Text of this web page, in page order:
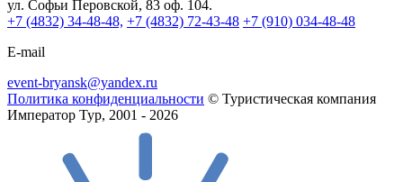
ул. Софьи Перовской, 83 оф. 104.
+7 (4832) 34-48-48, +7 (4832) 72-43-48 +7 (910) 034-48-48
E-mail
event-bryansk@yandex.ru
Политика конфиденциальности © Туристическая компания
Император Тур, 2001 - 2026